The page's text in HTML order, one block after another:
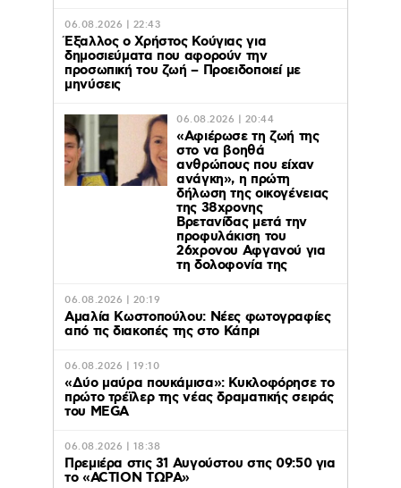
06.08.2026 | 22:43
Έξαλλος ο Χρήστος Κούγιας για
δημοσιεύματα που αφορούν την
προσωπική του ζωή – Προειδοποιεί με
μηνύσεις
06.08.2026 | 20:44
«Αφιέρωσε τη ζωή της
στο να βοηθά
ανθρώπους που είχαν
ανάγκη», η πρώτη
δήλωση της οικογένειας
της 38χρονης
Βρετανίδας μετά την
προφυλάκιση του
26χρονου Αφγανού για
τη δολοφονία της
06.08.2026 | 20:19
Αμαλία Κωστοπούλου: Νέες φωτογραφίες
από τις διακοπές της στο Κάπρι
06.08.2026 | 19:10
«Δύο μαύρα πουκάμισα»: Κυκλοφόρησε το
πρώτο τρέϊλερ της νέας δραματικής σειράς
του MEGA
06.08.2026 | 18:38
Πρεμιέρα στις 31 Αυγούστου στις 09:50 για
το «ACTION ΤΩΡΑ»